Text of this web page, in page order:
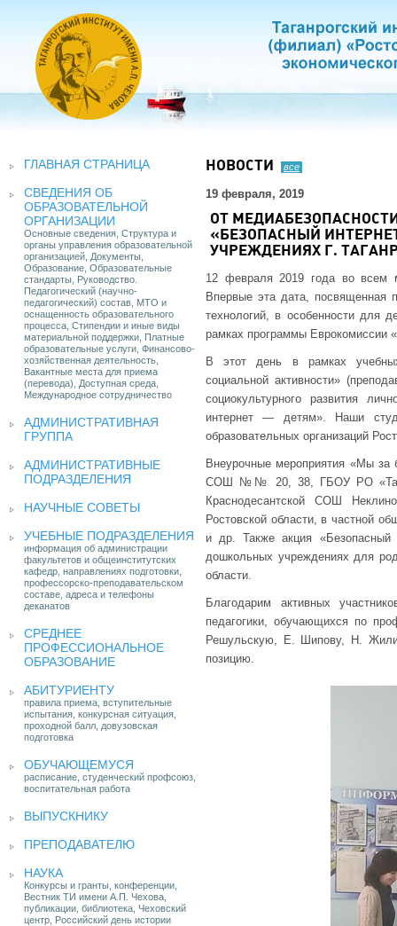
ГЛАВНАЯ СТРАНИЦА
СВЕДЕНИЯ ОБ
ОБРАЗОВАТЕЛЬНОЙ
ОРГАНИЗАЦИИ
Основные сведения, Структура и
органы управления образовательной
организацией, Документы,
Образование, Образовательные
стандарты, Руководство.
Педагогический (научно-
педагогический) состав, МТО и
оснащенность образовательного
процесса, Стипендии и иные виды
материальной поддержки, Платные
образовательные услуги, Финансово-
хозяйственная деятельность,
Вакантные места для приема
(перевода), Доступная среда,
Международное сотрудничество
АДМИНИСТРАТИВНАЯ
ГРУППА
АДМИНИСТРАТИВНЫЕ
ПОДРАЗДЕЛЕНИЯ
НАУЧНЫЕ СОВЕТЫ
УЧЕБНЫЕ ПОДРАЗДЕЛЕНИЯ
информация об администрации
факультетов и общеинститутских
кафедр, направлениях подготовки,
профессорско-преподавательском
составе, адреса и телефоны
деканатов
СРЕДНЕЕ
ПРОФЕССИОНАЛЬНОЕ
ОБРАЗОВАНИЕ
АБИТУРИЕНТУ
правила приема, вступительные
испытания, конкурсная ситуация,
проходной балл, довузовская
подготовка
ОБУЧАЮЩЕМУСЯ
расписание, студенческий профсоюз,
воспитательная работа
ВЫПУСКНИКУ
ПРЕПОДАВАТЕЛЮ
НАУКА
Конкурсы и гранты, конференции,
Вестник ТИ имени А.П. Чехова,
публикации, библиотека, Чеховский
центр, Российский день истории
НОВОСТИ все
19 февраля, 2019
ОТ
«БЕЗОПАСНЫЙ
УЧРЕЖДЕНИЯХ Г.
12 февраля 2019 года во всем
Впервые эта дата, посвященная
технологий, в особенности для
рамках программы Еврокомиссии
В этот день в рамках
социальной активности»
социокультурного развития
интернет — детям». Наши
образовательных организаций
Внеурочные мероприятия «Мы
СОШ №№ 20, 38, ГБОУ РО
Краснодесантской СОШ
Ростовской области, в частной
и др. Также акция
дошкольных учреждениях для
области.
Благодарим активных
педагогики, обучающихся по
Решульскую, Е. Шипову, Н.
позицию.